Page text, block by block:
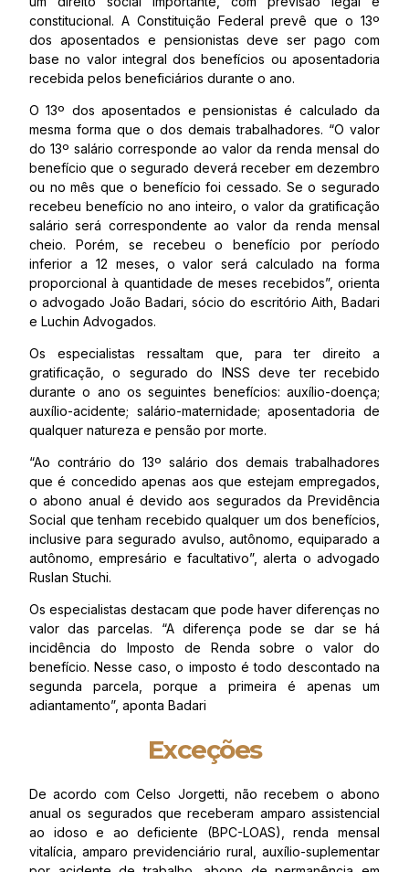
constitucional. A Constituição Federal prevê que o 13º
dos aposentados e pensionistas deve ser pago com
base no valor integral dos benefícios ou aposentadoria
recebida pelos beneficiários durante o ano.
O 13º dos aposentados e pensionistas é calculado da
mesma forma que o dos demais trabalhadores. “O valor
do 13º salário corresponde ao valor da renda mensal do
benefício que o segurado deverá receber em dezembro
ou no mês que o benefício foi cessado. Se o segurado
recebeu benefício no ano inteiro, o valor da gratificação
salário será correspondente ao valor da renda mensal
cheio. Porém, se recebeu o benefício por período
inferior a 12 meses, o valor será calculado na forma
proporcional à quantidade de meses recebidos”, orienta
o advogado João Badari, sócio do escritório Aith, Badari
e Luchin Advogados.
Os especialistas ressaltam que, para ter direito a
gratificação, o segurado do INSS deve ter recebido
durante o ano os seguintes benefícios: auxílio-doença;
auxílio-acidente; salário-maternidade; aposentadoria de
qualquer natureza e pensão por morte.
“Ao contrário do 13º salário dos demais trabalhadores
que é concedido apenas aos que estejam empregados,
o abono anual é devido aos segurados da Previdência
Social que tenham recebido qualquer um dos benefícios,
inclusive para segurado avulso, autônomo, equiparado a
autônomo, empresário e facultativo”, alerta o advogado
Ruslan Stuchi.
Os especialistas destacam que pode haver diferenças no
valor das parcelas. “A diferença pode se dar se há
incidência do Imposto de Renda sobre o valor do
benefício. Nesse caso, o imposto é todo descontado na
segunda parcela, porque a primeira é apenas um
adiantamento”, aponta Badari
Exceções
De acordo com Celso Jorgetti, não recebem o abono
anual os segurados que receberam amparo assistencial
ao idoso e ao deficiente (BPC-LOAS), renda mensal
vitalícia, amparo previdenciário rural, auxílio-suplementar